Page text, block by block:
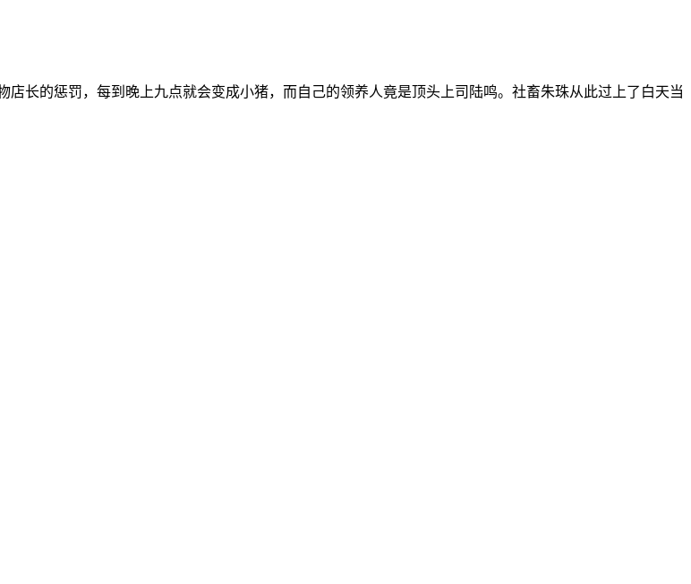
的惩罚，每到晚上九点就会变成小猪，而自己的领养人竟是顶头上司陆鸣。社畜朱珠从此过上了白天当